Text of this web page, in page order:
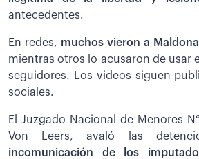
antecedentes.
En redes, muchos vieron a
mientras otros lo acusaron de usar
seguidores. Los videos siguen
sociales.
El Juzgado Nacional de Menores
Von Leers, avaló las
incomunicación de los